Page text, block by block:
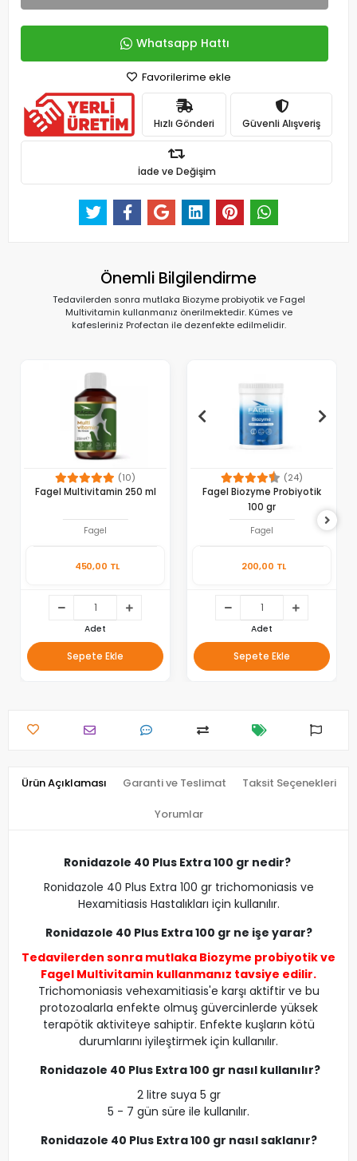
Whatsapp Hattı
Favorilerime ekle
Hızlı Gönderi Güvenli Alışveriş
İade ve Değişim
Önemli Bilgilendirme
Tedavilerden sonra mutlaka Biozyme probiyotik ve Fagel
Multivitamin kullanmanız önerilmektedir. Kümes ve
kafesleriniz Profectan ile dezenfekte edilmelidir.
(10)
Fagel Multivitamin 250 ml
Fagel
450,00 TL
Adet
Sepete Ekle
(24)
Fagel Biozyme Probiyotik
100 gr
Fagel
200,00 TL
Adet
Sepete Ekle
Ürün Açıklaması Garanti ve Teslimat Taksit Seçenekleri
Yorumlar
Ronidazole 40 Plus Extra 100 gr nedir?
Ronidazole 40 Plus Extra 100 gr trichomoniasis ve
Hexamitiasis Hastalıkları için kullanılır.
Ronidazole 40 Plus Extra 100 gr ne işe yarar?
Tedavilerden sonra mutlaka Biozyme probiyotikve
Fagel Multivitamin kullanmanız tavsiye edilir.
Trichomoniasis vehexamitiasis'e karşı aktiftir ve bu
protozoalarla enfekte olmuş güvercinlerde yüksek
terapötik aktiviteye sahiptir. Enfekte kuşların kötü
durumlarını iyileştirmek için kullanılır.
Ronidazole 40 Plus Extra 100 gr nasıl kullanılır?
2 litre suya 5 gr
5 - 7 gün süre ile kullanılır.
Ronidazole 40 Plus Extra 100 gr nasıl saklanır?